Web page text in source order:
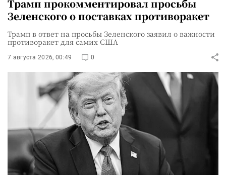
Трамп прокомментировал просьбы
Зеленского о поставках противоракет
Трамп в ответ на просьбы Зеленского заявил о важности
противоракет для самих США
7 августа 2026, 00:49 0